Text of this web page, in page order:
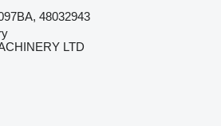
48032943
LTD